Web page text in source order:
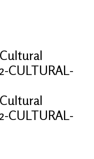
CULTURAL-
CULTURAL-